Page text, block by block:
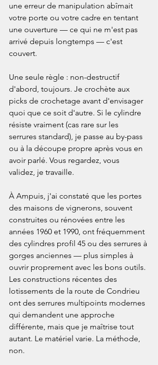
une erreur de manipulation abîmait
votre porte ou votre cadre en tentant
une ouverture — ce qui ne m'est pas
arrivé depuis longtemps — c'est
couvert.
Une seule règle : non-destructif
d'abord, toujours. Je crochète aux
picks de crochetage avant d'envisager
quoi que ce soit d'autre. Si le cylindre
résiste vraiment (cas rare sur les
serrures standard), je passe au by-pass
ou à la découpe propre après vous en
avoir parlé. Vous regardez, vous
validez, je travaille.
À Ampuis, j'ai constaté que les portes
des maisons de vignerons, souvent
construites ou rénovées entre les
années 1960 et 1990, ont fréquemment
des cylindres profil 45 ou des serrures à
gorges anciennes — plus simples à
ouvrir proprement avec les bons outils.
Les constructions récentes des
lotissements de la route de Condrieu
ont des serrures multipoints modernes
qui demandent une approche
différente, mais que je maîtrise tout
autant. Le matériel varie. La méthode,
non.